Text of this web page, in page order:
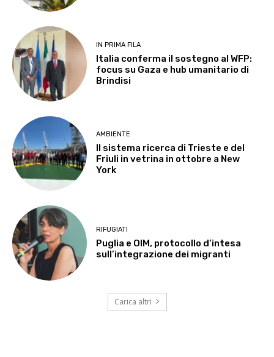
IN PRIMA FILA
Italia conferma il sostegno al WFP:
focus su Gaza e hub umanitario di
Brindisi
AMBIENTE
Il sistema ricerca di Trieste e del
Friuli in vetrina in ottobre a New
York
RIFUGIATI
Puglia e OIM, protocollo d’intesa
sull’integrazione dei migranti
Carica altri